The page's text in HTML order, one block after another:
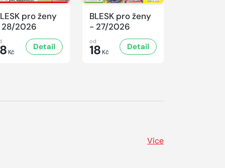
pro ženy
2026
Kč
Detail
BLESK pro ženy
- 27/2026
od
18 Kč
Detail
Více